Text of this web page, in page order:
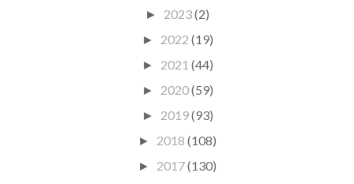
► 2023(2)
► 2022 (19)
► 2021 (44)
► 2020(59)
► 2019(93)
► 2018 (108)
► 2017(130)